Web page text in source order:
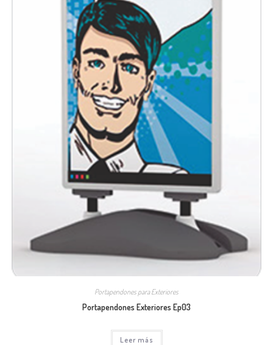
Portapendones para Exteriores
Portapendones Exteriores Ep03
Leer más